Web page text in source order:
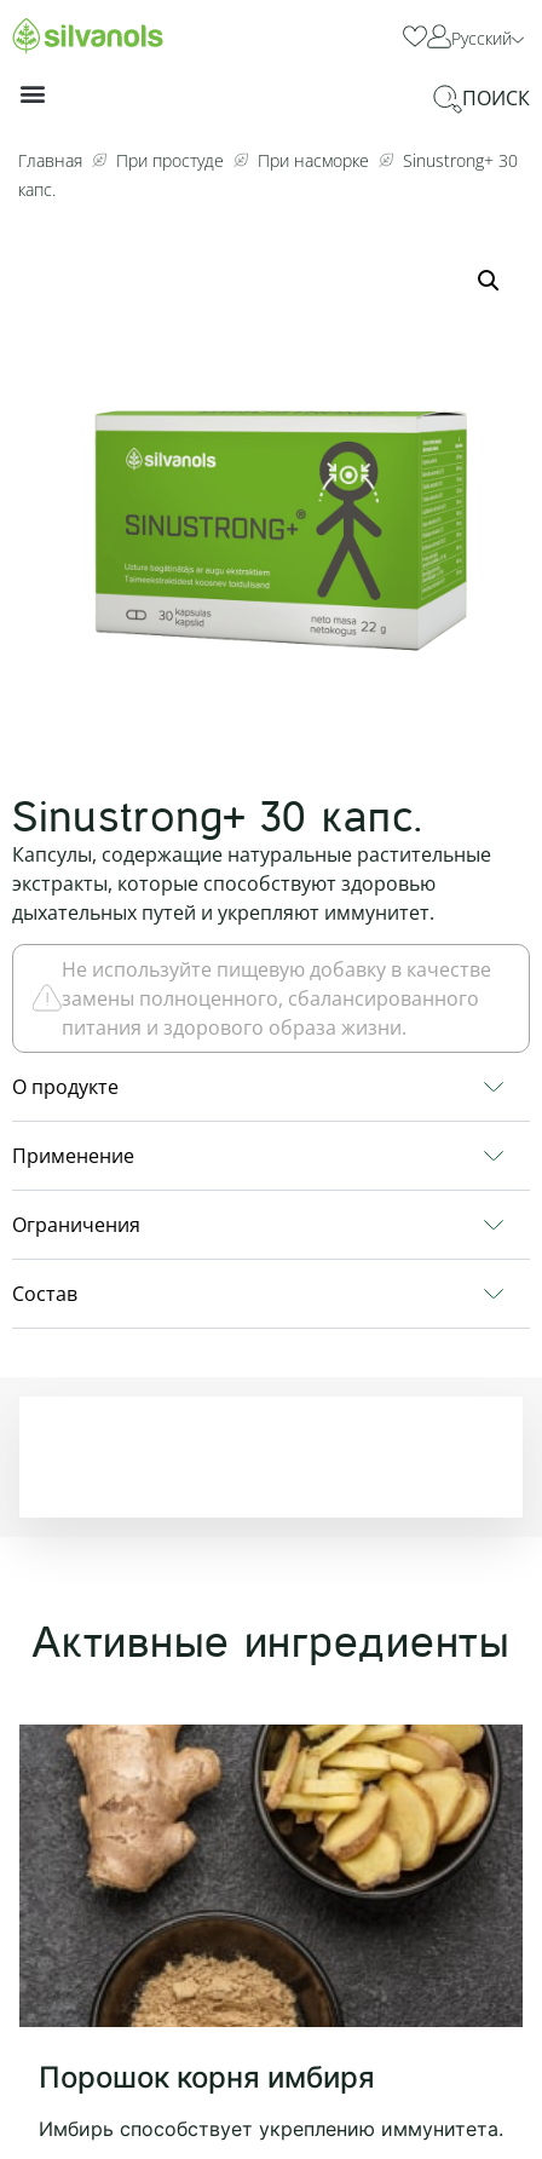
Русский
ПОИСК
Главная При простуде При насморке
Sinustrong+ 30
капс.
Sinustrong+ 30 капс.
Капсулы, содержащие натуральные растительные
экстракты, которые способствуют здоровью
дыхательных путей и укрепляют иммунитет.
Не используйте пищевую добавку в качестве
замены полноценного, сбалансированного
питания и здорового образа жизни.
О продукте
Применение
Ограничения
Состав
Активные ингредиенты
Порошок корня имбиря
Имбирь способствует укреплению иммунитета.